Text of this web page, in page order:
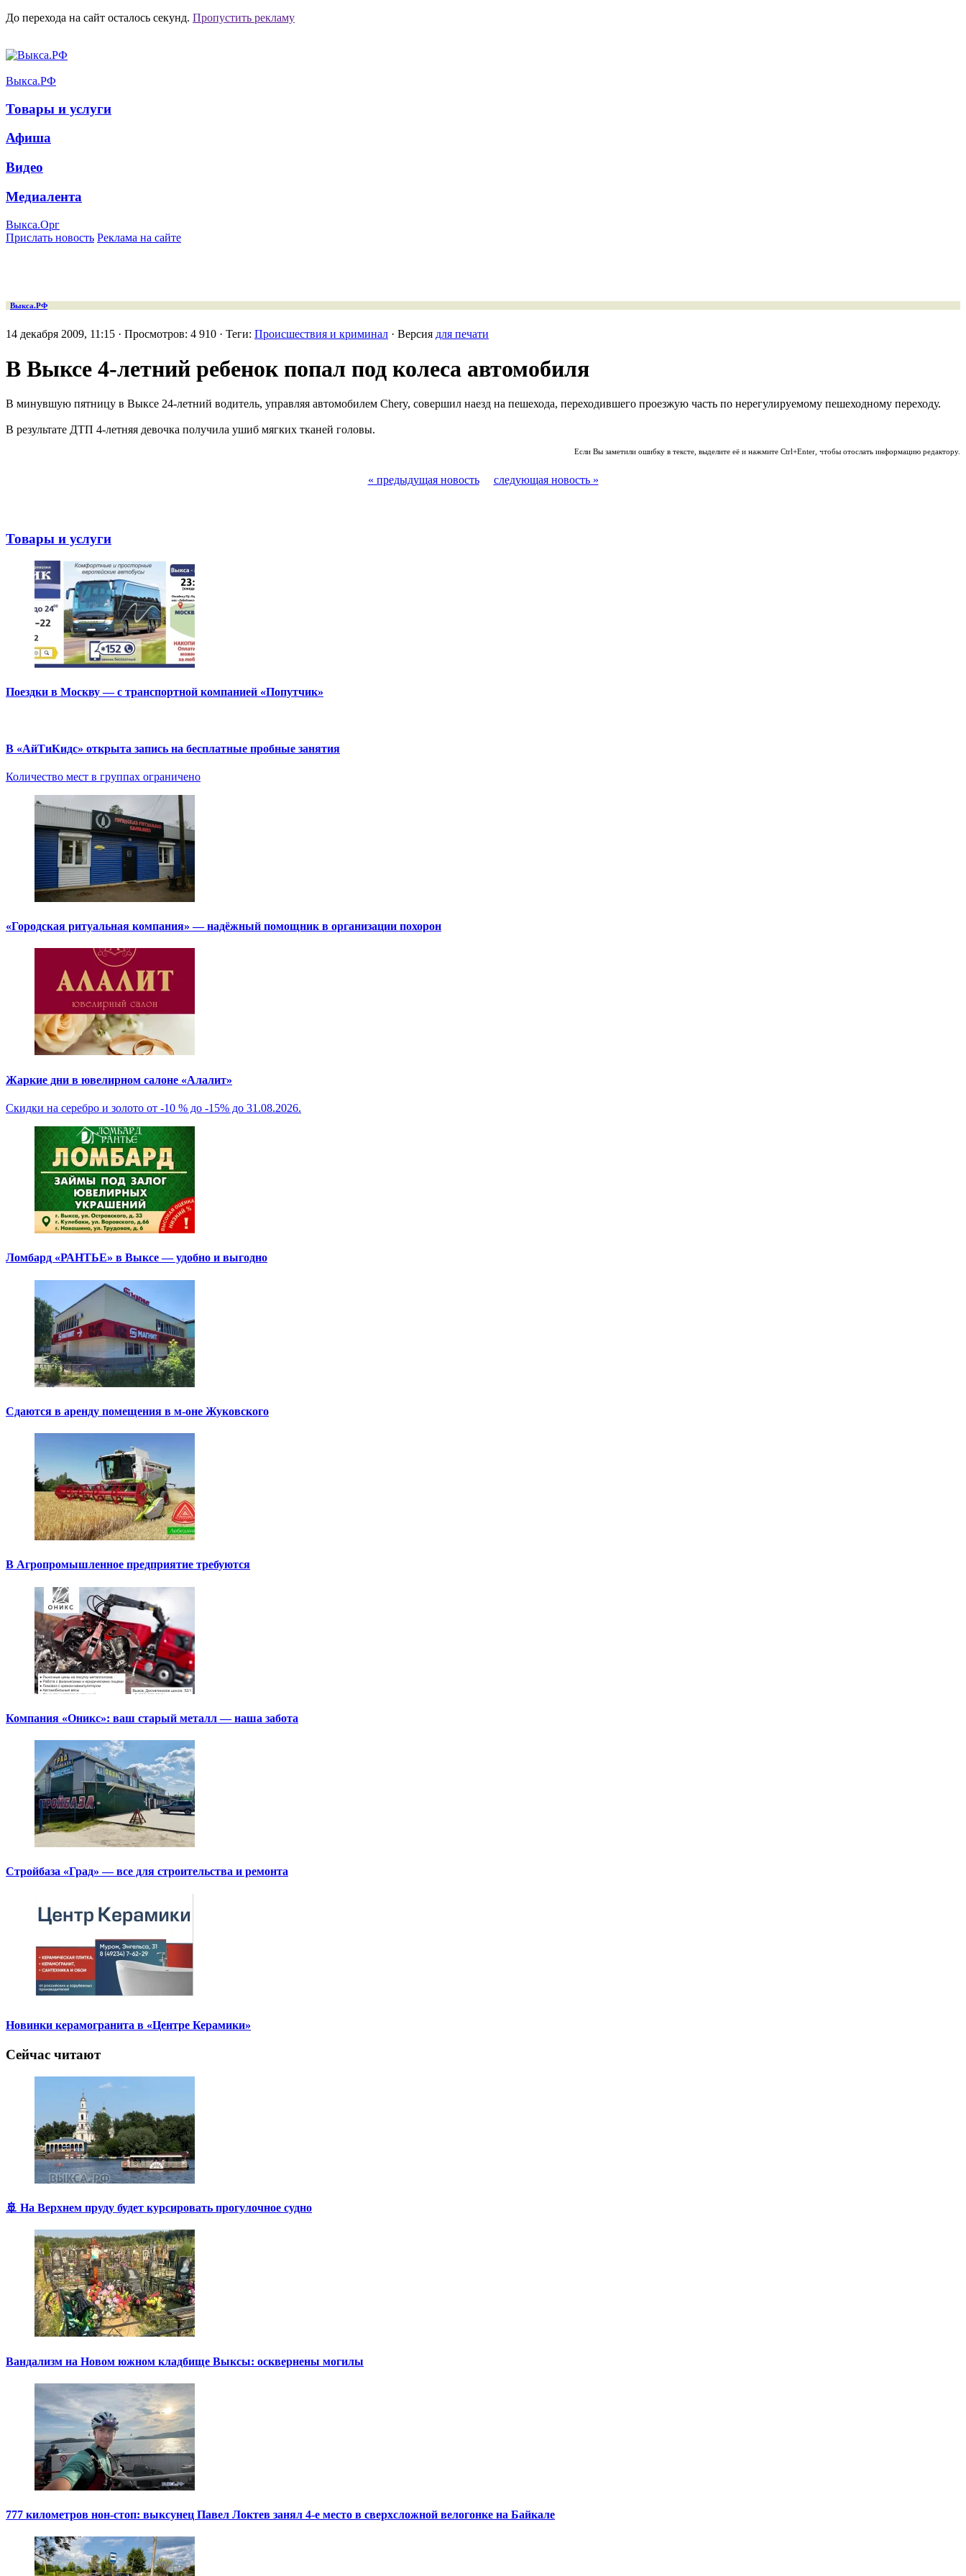
До перехода на сайт осталось секунд. Пропустить рекламу
Выкса.РФ
Товары и услуги
Афиша
Видео
Медиалента
Выкса.Орг
Прислать новость Реклама на сайте
Выкса.РФ
14 декабря 2009, 11:15 · Просмотров: 4 910 · Теги: Происшествия и криминал · Версия для печати
В Выксе 4-летний ребенок попал под колеса автомобиля
В минувшую пятницу в Выксе 24-летний водитель, управляя автомобилем Chery, совершил наезд на пешехода, переходившего проезжую часть по нерегулируемому пешеходному переходу.
В результате ДТП 4-летняя девочка получила ушиб мягких тканей головы.
Если Вы заметили ошибку в тексте, выделите её и нажмите Ctrl+Enter, чтобы отослать информацию редактору.
« предыдущая новость следующая новость »
Товары и услуги
Поездки в Москву — с транспортной компанией «Попутчик»
В «АйТиКидс» открыта запись на бесплатные пробные занятия
Количество мест в группах ограничено
«Городская ритуальная компания» — надёжный помощник в организации похорон
Жаркие дни в ювелирном салоне «Алалит»
Скидки на серебро и золото от -10 % до -15% до 31.08.2026.
Ломбард «РАНТЬЕ» в Выксе — удобно и выгодно
Сдаются в аренду помещения в м-оне Жуковского
В Агропромышленное предприятие требуются
Компания «Оникс»: ваш старый металл — наша забота
Стройбаза «Град» — все для строительства и ремонта
Новинки керамогранита в «Центре Керамики»
Сейчас читают
🚢 На Верхнем пруду будет курсировать прогулочное судно
Вандализм на Новом южном кладбище Выксы: осквернены могилы
777 километров нон-стоп: выксунец Павел Локтев занял 4-е место в сверхсложной велогонке на Байкале